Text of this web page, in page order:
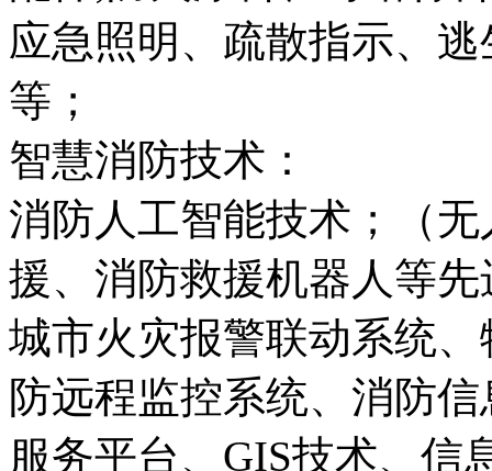
应急照明、疏散指示、
等；
智慧消防技术：
消防人工智能技术；（
援、消防救援机器人等
城市火灾报警联动系统
防远程监控系统、消防
服务平台、GIS技术、信